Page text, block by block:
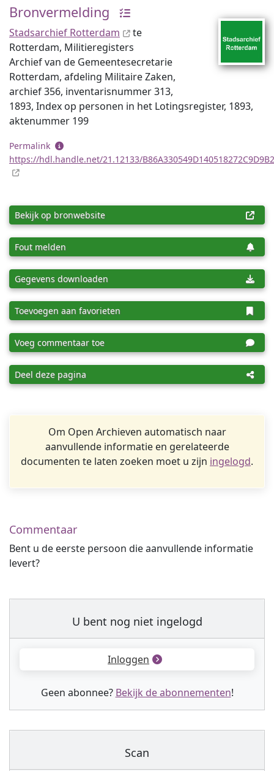
Bronvermelding
Stadsarchief Rotterdam
te
Rotterdam, Militieregisters
Archief van de Gemeentesecretarie
Rotterdam, afdeling Militaire Zaken,
archief 356, inventaris­num­mer 313,
1893, Index op personen in het Lotingsregister, 1893,
aktenummer 199
Permalink
https://hdl.handle.net/21.12133/
Bekijk op bronwebsite
Fout melden
Gegevens downloaden
Toevoegen aan favorieten
Voeg commentaar toe
Deel deze pagina
Om Open Archieven automatisch naar
aanvullende informatie en gerelateerde
documenten te laten zoeken moet u zijn ingelogd.
Commentaar
Bent u de eerste persoon die aanvullende informatie
levert?
U bent nog niet ingelogd
Inloggen
Geen abonnee? Bekijk de abonnementen!
Scan